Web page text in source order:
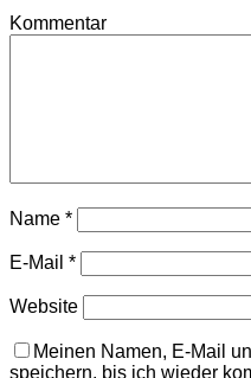
Kommentar
Name *
E-Mail *
Website
Meinen Namen, E-Mail
speichern, bis ich wieder